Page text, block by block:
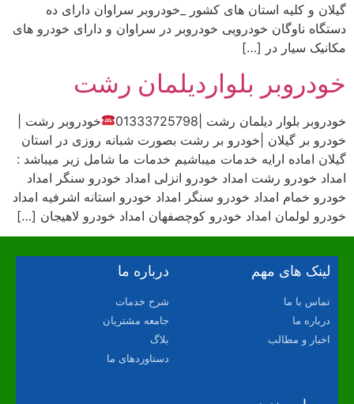
گیلان و کلیه استان های کشور _خودروبر سراوان دارای ده
دستگاه ناوگان خودرویی خودروبر در سراوان و دارای خودرو های
مکانیک سیار در […]
خودروبر بلواردیلمان رشت
خودروبر بلوار دیلمان رشت |01333725798
خودروبر رشت |
خودرو بر گیلان |خودرو بر رشت بصورت شبانه روزی در استان
گیلان اماده ارایه خدمات میباشیم خدمات ما شامل زیر میباشد :
امداد خودرو رشت امداد خودرو انزلی امداد خودرو سنگر امداد
خودرو خمام امداد خودرو سنگر امداد خودرو استانه اشرفیه امداد
خودرو لولمان امداد خودرو کوچصفهان امداد خودرو لاهیجان […]
لینک های مهم
تماس با ما
درباره ما
اخبار و مطالب
درباره ما
شرح خدمات
جامعه مشتریان
بلاگ
دستاوردهای ما